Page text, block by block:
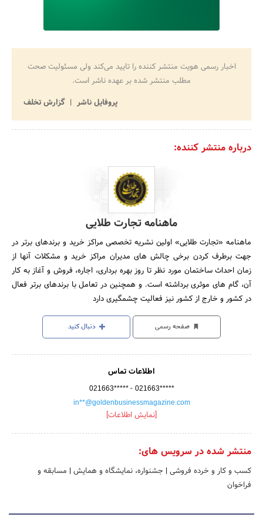
اخبار رسمی هویت منتشر کننده را تایید می‌کند ولی مسئولیت صحت
مطلب منتشر شده بر عهده ناشر است.
پروفایل ناشر
گزارش تخلف
درباره منتشر کننده:
ماهنامه تجارت طلایی
ماهنامه «تجارت طلایی» اولین نشریه تخصصی مراکز خرید و برند­های برتر در
جهت برطرف کردن برخی چالش های مدیران مراکز خرید و مشکلات آنها از
زمان احداث ساختمان مورد نظر تا روز بهره ­برداری، اجاره، فروش و آغاز به کار
آن، گام ­های موثری برداشته است. و همچنین در تعامل با برندهای برتر فعال
در کشور و خارج از کشور نیز فعالیت چشمگیری دارد
صفحه رسمی دنبال کنید
اطلاعات تماس
021663***** - 021663*****
in**@goldenbusinessmagazine.com
[نمایش اطلاعات]
منتشر شده در سرویس های:
کسب و کار و خرده فروشی | جشنواره، نمایشگاه و همایش | مسابقه و
فراخوان